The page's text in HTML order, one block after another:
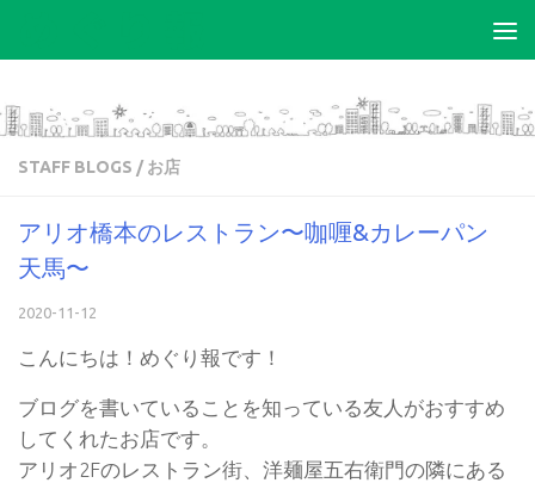
STAFF BLOGS / お店
アリオ橋本のレストラン〜咖喱&カレーパン
天馬〜
2020-11-12
こんにちは！めぐり報です！
ブログを書いていることを知っている友人がおすすめ
してくれたお店です。
アリオ2Fのレストラン街、洋麺屋五右衛門の隣にある